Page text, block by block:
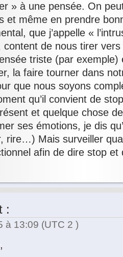
» à une pensée. On
et même en prendre
que j’appelle «
content de nous tirer vers
triste (par exemple)
la faire tourner dans
que nous soyons
qu’il convient de
et quelque chose
ses émotions, je dis
rire…) Mais surveiller
afin de dire stop
:
à 13:09 (UTC 2 )